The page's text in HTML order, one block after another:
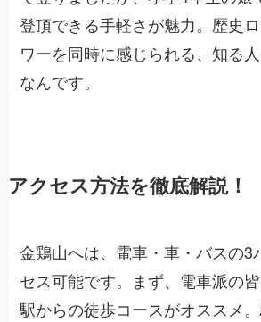
登頂できる手軽さが魅力。歴史
ワーを同時に感じられる、知る
なんです。
アクセス方法を徹底解説！
金鶏山へは、電車・車・バスの3
セス可能です。まず、電車派の
駅からの徒歩コースがオススメ